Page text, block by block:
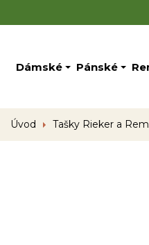
Dámské Pánské
Úvod Tašky Rieker a